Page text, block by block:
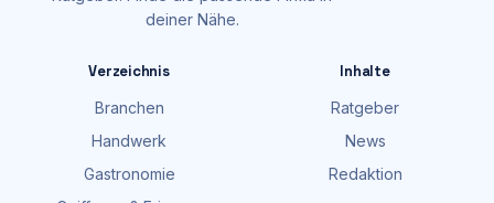
deiner Nähe.
Verzeichnis
Branchen
Handwerk
Gastronomie
Inhalte
Ratgeber
News
Redaktion